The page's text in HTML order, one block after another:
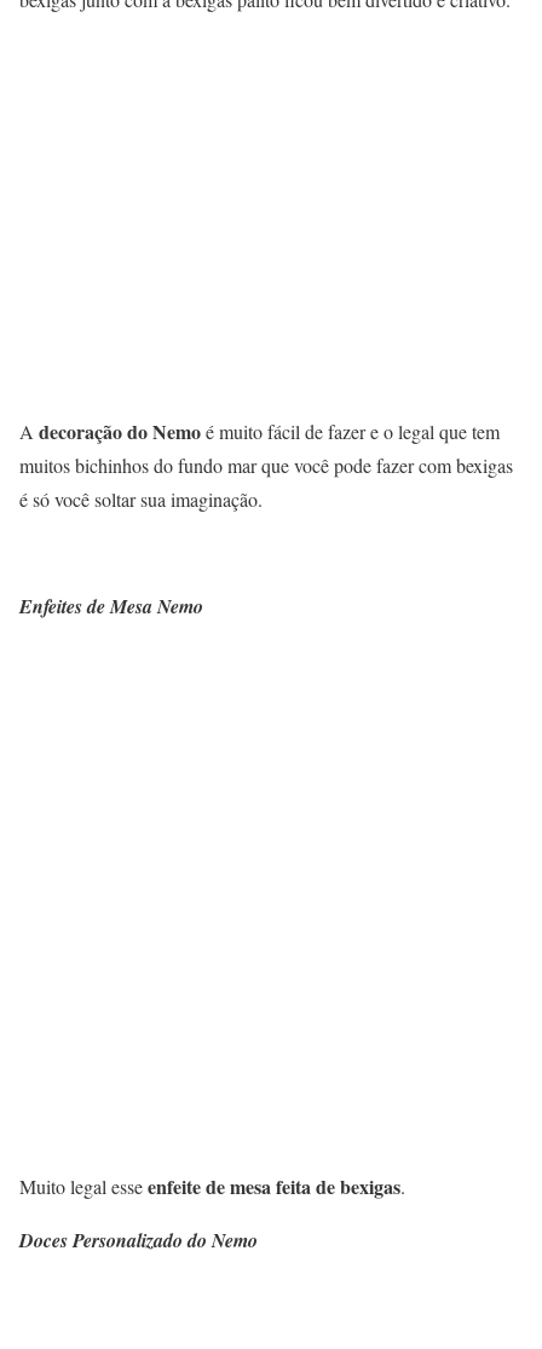
A decoração do Nemoé muito fácil de fazer e o legal que tem
muitos bichinhos do fundo mar que você pode fazer com bexigas
é só você soltar sua imaginação.
Enfeites de Mesa Nemo
Muito legal esseenfeite de mesa feita de bexigas.
Doces Personalizado do Nemo